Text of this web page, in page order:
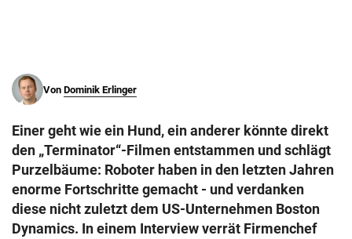
Von Dominik Erlinger
Einer geht wie ein Hund, ein anderer könnte direkt
den „Terminator“-Filmen entstammen und schlägt
Purzelbäume: Roboter haben in den letzten Jahren
enorme Fortschritte gemacht - und verdanken
diese nicht zuletzt dem US-Unternehmen Boston
Dynamics. In einem Interview verrät Firmenchef